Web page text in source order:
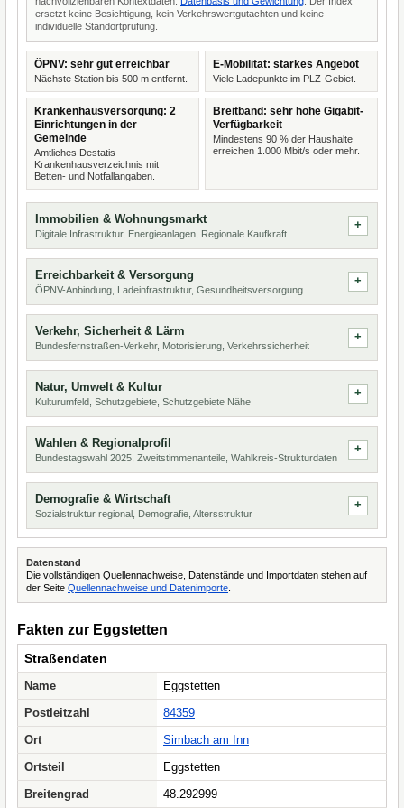
ersetzt keine Besichtigung, kein Verkehrswertgutachten und keine
individuelle Standortprüfung.
ÖPNV: sehr gut erreichbar
Nächste Station bis 500 m entfernt.
E-Mobilität: starkes Angebot
Viele Ladepunkte im PLZ-Gebiet.
Krankenhausversorgung: 2
Einrichtungen in der
Gemeinde
Amtliches Destatis-
Krankenhausverzeichnis mit
Betten- und Notfallangaben.
Breitband: sehr hohe Gigabit-
Verfügbarkeit
Mindestens 90 % der Haushalte
erreichen 1.000 Mbit/s oder mehr.
Immobilien & Wohnungsmarkt
Digitale Infrastruktur, Energieanlagen, Regionale Kaufkraft
Erreichbarkeit & Versorgung
ÖPNV-Anbindung, Ladeinfrastruktur, Gesundheitsversorgung
Verkehr, Sicherheit & Lärm
Bundesfernstraßen-Verkehr, Motorisierung, Verkehrssicherheit
Natur, Umwelt & Kultur
Kulturumfeld, Schutzgebiete, Schutzgebiete Nähe
Wahlen & Regionalprofil
Bundestagswahl 2025, Zweitstimmenanteile, Wahlkreis-Strukturdaten
Demografie & Wirtschaft
Sozialstruktur regional, Demografie, Altersstruktur
Datenstand
Die vollständigen Quellennachweise, Datenstände und Importdaten stehen auf
der Seite Quellennachweise und Datenimporte
Fakten zur Eggstetten
Straßendaten
Name
Eggstetten
Postleitzahl
84359
Ort
Simbach am Inn
Ortsteil
Eggstetten
Breitengrad
48.292999